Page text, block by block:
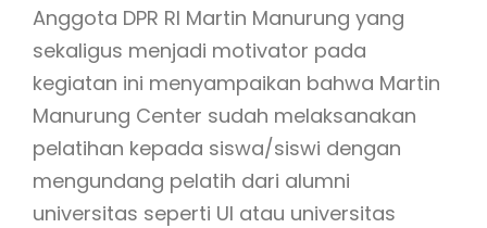
Anggota DPR RI Martin Manurung yang
sekaligus menjadi motivator pada
kegiatan ini menyampaikan bahwa Martin
Manurung Center sudah melaksanakan
pelatihan kepada siswa/siswi dengan
mengundang pelatih dari alumni
universitas seperti UI atau universitas